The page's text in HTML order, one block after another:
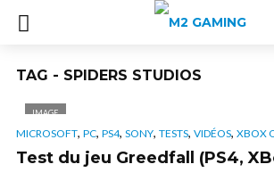
TAG - SPIDERS STUDIOS
IMAGE
MICROSOFT, PC, PS4, SONY, TESTS, VIDÉOS, XBOX
Test du jeu Greedfall (PS4,